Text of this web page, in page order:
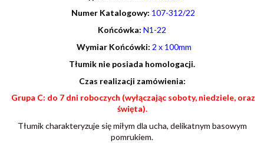
Numer Katalogowy: 107-312/22
Końcówka: N1-22
Wymiar Końcówki: 2 x 100mm
Tłumik nie posiada homologacji.
Czas realizacji zamówienia:
Grupa C: do 7 dni roboczych (wyłączając soboty, niedziele, oraz
święta).
Tłumik charakteryzuje się miłym dla ucha, delikatnym basowym
pomrukiem.